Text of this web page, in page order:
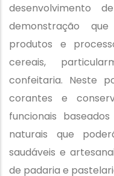
desenvolvimento
demonstração
produtos e
cereais,
confeitaria. Neste
corantes e
funcionais
naturais que
saudáveis e
de padaria e